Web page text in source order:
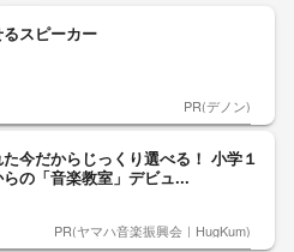
スピーカー
PR(デノン)
今だからじっくり選べる！ 小学１
の「音楽教室」デビュ...
PR(ヤマハ音楽振興会｜HugKum)